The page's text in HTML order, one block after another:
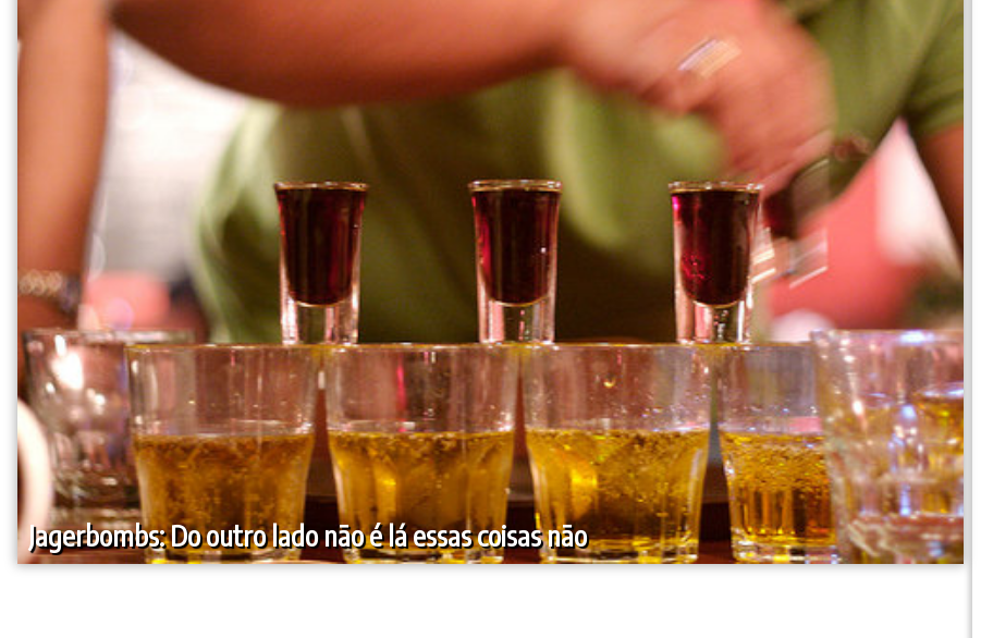
Jagerbombs: Do outro lado não é lá essas coisas não